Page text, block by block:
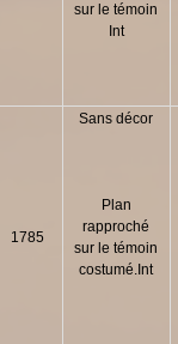
sur le témoin
Int
1785
Sans décor
Plan
rapproché
sur le témoin
costumé.Int